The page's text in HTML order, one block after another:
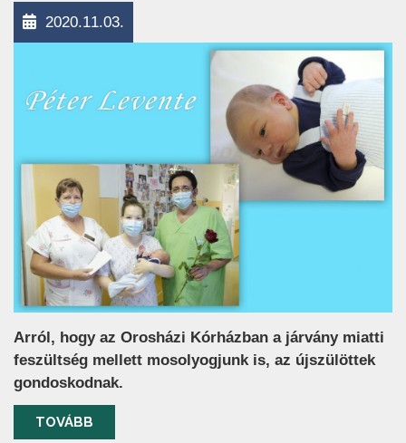
2020.11.03.
Arról, hogy az Orosházi Kórházban a járvány miatti
feszültség mellett mosolyogjunk is, az újszülöttek
gondoskodnak.
TOVÁBB